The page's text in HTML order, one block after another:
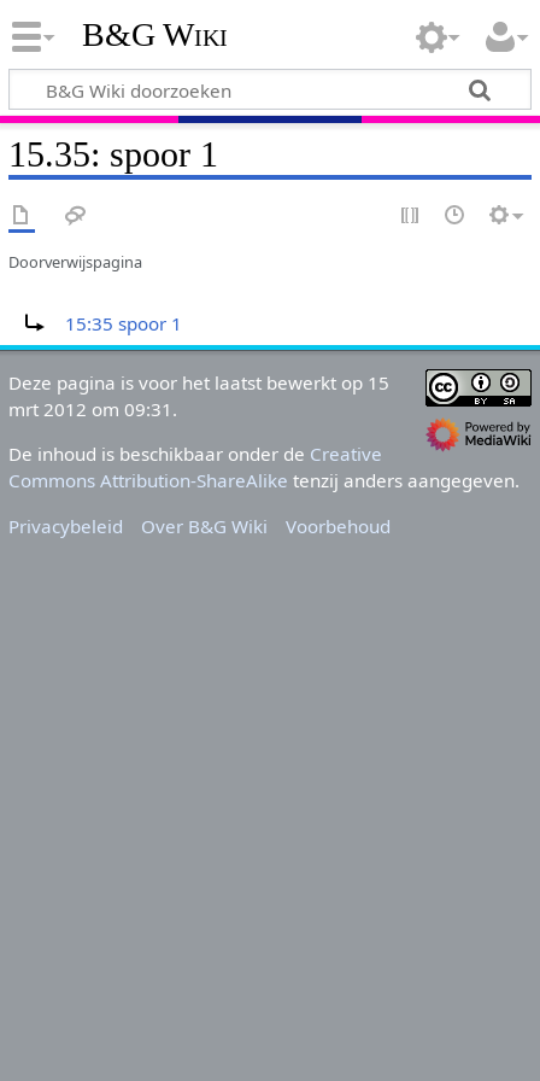
B&G Wiki
15.35: spoor 1
Doorverwijspagina
15:35 spoor 1
Deze pagina is voor het laatst bewerkt op 15
mrt 2012 om 09:31.
De inhoud is beschikbaar onder de Creative
Commons Attribution-ShareAlike tenzij anders aangegeven.
Privacybeleid
Over B&G Wiki Voorbehoud